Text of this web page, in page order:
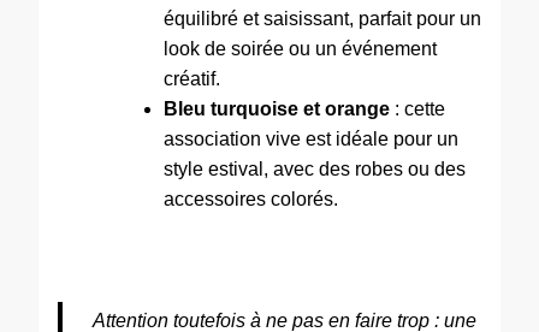
équilibré et saisissant, parfait pour un
look de soirée ou un événement
créatif.
Bleu turquoise et orange : cette
association vive est idéale pour un
style estival, avec des robes ou des
accessoires colorés.
Attention toutefois à ne pas en faire trop : une